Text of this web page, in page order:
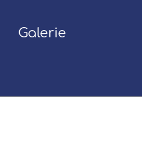
Galerie